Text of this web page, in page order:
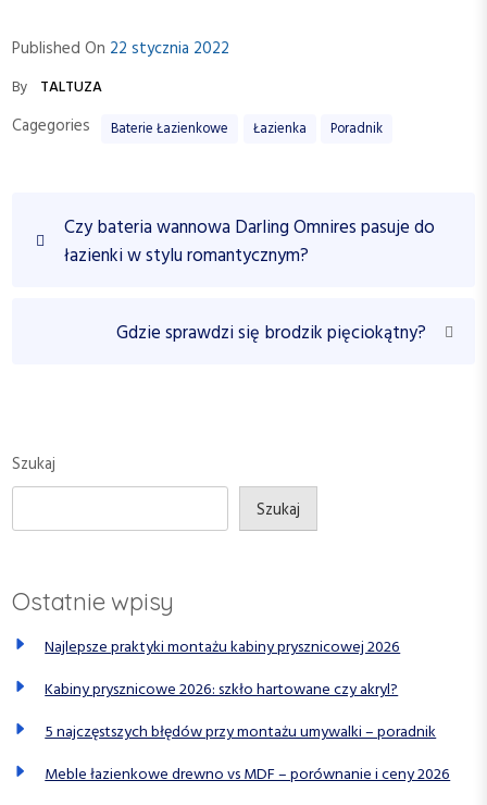
Published On 22 stycznia 2022
By TALTUZA
Cagegories Baterie Łazienkowe Łazienka Poradnik
a
p
s
u
P
r
s
Czy bateria wannowa Darling Omnires pasuje do
łazienki w stylu romantycznym?
o
s
Gdzie sprawdzi się brodzik pięciokątny?
Szukaj
Szukaj
Ostatnie wpisy
Najlepsze praktyki montażu kabiny prysznicowej 2026
Kabiny prysznicowe 2026: szkło hartowane czy akryl?
5 najczęstszych błędów przy montażu umywalki – poradnik
Meble łazienkowe drewno vs MDF – porównanie i ceny 2026